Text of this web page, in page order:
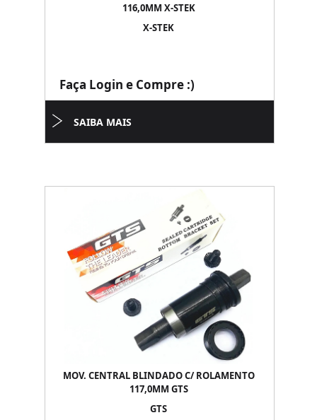
116,0MM X-STEK
X-STEK
Faça Login e Compre :)
SAIBA MAIS
MOV. CENTRAL BLINDADO C/ ROLAMENTO
117,0MM GTS
GTS